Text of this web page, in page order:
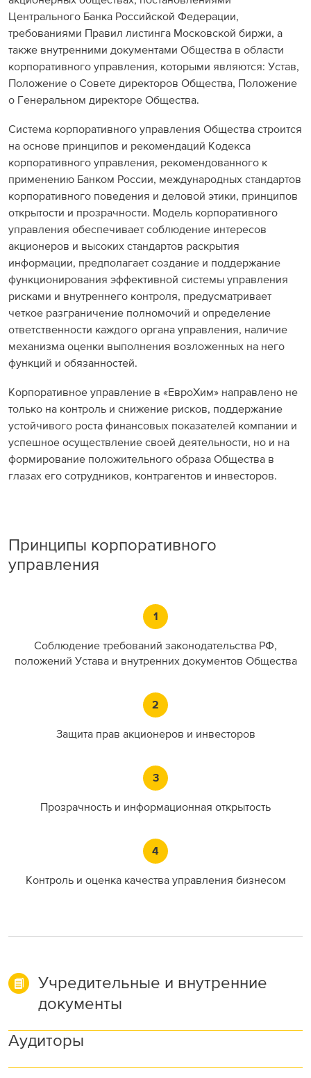
Раскрытие информации
ЕвроХим
Центрального Банка Российской Федерации,
требованиями Правил листинга Московской биржи, а
также внутренними документами Общества в области
корпоративного управления, которыми являются: Устав,
Положение о Совете директоров Общества, Положение
о Генеральном директоре Общества.
Система корпоративного управления Общества строится
на основе принципов и рекомендаций Кодекса
корпоративного управления, рекомендованного к
применению Банком России, международных стандартов
корпоративного поведения и деловой этики, принципов
открытости и прозрачности. Модель корпоративного
управления обеспечивает соблюдение интересов
акционеров и высоких стандартов раскрытия
информации, предполагает создание и поддержание
функционирования эффективной системы управления
рисками и внутреннего контроля, предусматривает
четкое разграничение полномочий и определение
ответственности каждого органа управления, наличие
механизма оценки выполнения возложенных на него
функций и обязанностей.
Корпоративное управление в «ЕвроХим» направлено не
только на контроль и снижение рисков, поддержание
устойчивого роста финансовых показателей компании и
успешное осуществление своей деятельности, но и на
формирование положительного образа Общества в
глазах его сотрудников, контрагентов и инвесторов.
Принципы корпоративного
управления
Соблюдение требований законодательства РФ,
положений Устава и внутренних документов Общества
Защита прав акционеров и инвесторов
Прозрачность и информационная открытость
Контроль и оценка качества управления бизнесом
Учредительные и внутренние
документы
Аудиторы